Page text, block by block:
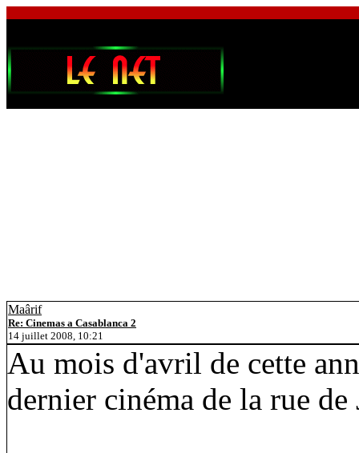
Maârif
Re: Cinemas a Casablanca 2
14 juillet 2008, 10:21
Au mois d'avril de cette
dernier cinéma de la rue